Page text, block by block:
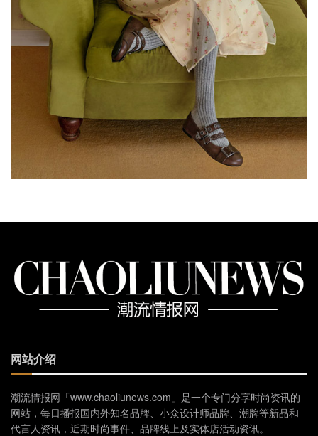
网站介绍
潮流情报网「www.chaoliunews.com」是一个专门分享时尚资讯的
网站，每日播报国内外知名品牌、小众设计师品牌、潮牌等新品和
代言人资讯，近期时尚事件、品牌线上及实体店活动资讯。